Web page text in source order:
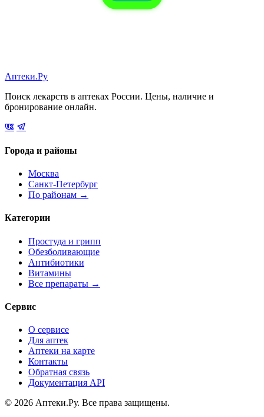
Аптеки.Ру
Поиск лекарств в аптеках России. Цены, наличие и
бронирование онлайн.
Города и районы
Москва
Санкт-Петербург
По районам →
Категории
Простуда и грипп
Обезболивающие
Антибиотики
Витамины
Все препараты →
Сервис
О сервисе
Для аптек
Аптеки на карте
Контакты
Обратная связь
Документация API
© 2026 Аптеки.Ру. Все права защищены.